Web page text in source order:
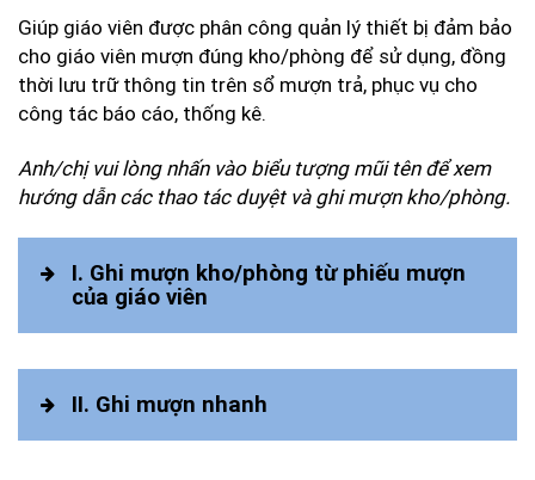
Giúp giáo viên được phân công quản lý thiết bị đảm bảo
cho giáo viên mượn đúng kho/phòng để sử dụng, đồng
thời lưu trữ thông tin trên sổ mượn trả, phục vụ cho
công tác báo cáo, thống kê.
Anh/chị vui lòng nhấn vào biểu tượng mũi tên để xem
hướng dẫn các thao tác duyệt và ghi mượn kho/phòng.
I. Ghi mượn kho/phòng từ phiếu mượn
của giáo viên
II. Ghi mượn nhanh